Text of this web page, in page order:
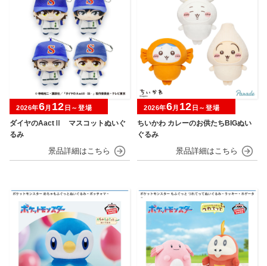
ダイヤのAactⅡ マスコットぬいぐ
るみ
2026年6月 12 日～登場
ちいかわ カレーのお供たちBIGぬい
ぐるみ
2026年6月 12 日～登場